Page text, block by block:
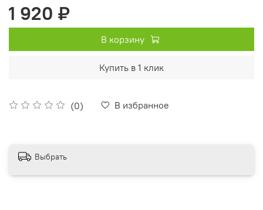
(0) В избранное
1 920 ₽
В корзину
Купить в 1 клик
Выбрать